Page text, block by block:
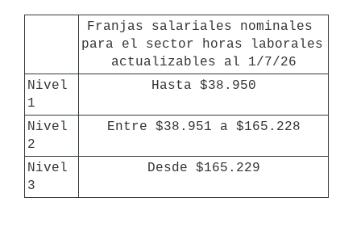
Franjas salariales nominales
para el sector horas laborales
actualizables al 1/7/26
Nivel
1
Hasta $38.950
Nivel
2
Entre $38.951 a $165.228
Nivel
3
Desde $165.229